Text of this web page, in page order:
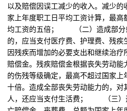
以及赔偿因误工减少的收入。减少
家上年度职工日平均工资计算，最
均工资的五倍； （二）造成部分
的，应当支付医疗费、护理费、残
因残疾而增加的必要支出和继续治
赔偿金。残疾赔偿金根据丧失劳动
的伤残等级确定，最高不超过国家上
十倍。造成全部丧失劳动能力的，对
人，还应当支付生活费； （三）